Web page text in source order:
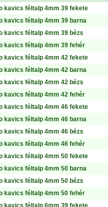
kavics féltalp 4mm 39 fekete
kavics féltalp 4mm 39 barna
kavics féltalp 4mm 39 bézs
kavics féltalp 4mm 39 fehér
kavics féltalp 4mm 42 fekete
kavics féltalp 4mm 42 barna
kavics féltalp 4mm 42 bézs
kavics féltalp 4mm 42 fehér
kavics féltalp 4mm 46 fekete
kavics féltalp 4mm 46 barna
kavics féltalp 4mm 46 bézs
kavics féltalp 4mm 46 fehér
kavics féltalp 4mm 50 fekete
kavics féltalp 4mm 50 barna
kavics féltalp 4mm 50 bézs
kavics féltalp 4mm 50 fehér
kavics féltalp 6mm 39 fekete